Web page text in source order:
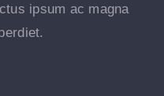
ipsum ac magna